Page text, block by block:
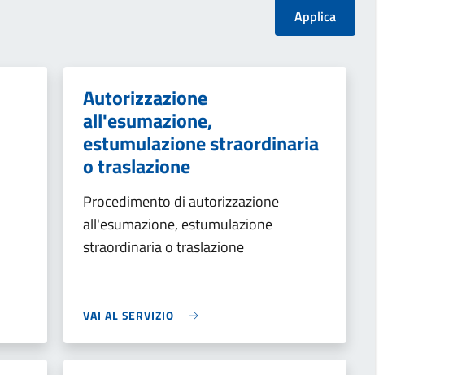
Autorizzazione
all'esumazione,
estumulazione straordinaria
o traslazione
Procedimento di autorizzazione
all'esumazione, estumulazione
straordinaria o traslazione
VAI AL SERVIZIO